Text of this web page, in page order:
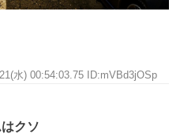
水) 00:54:03.75 ID:mVBd3jOSp
クソ